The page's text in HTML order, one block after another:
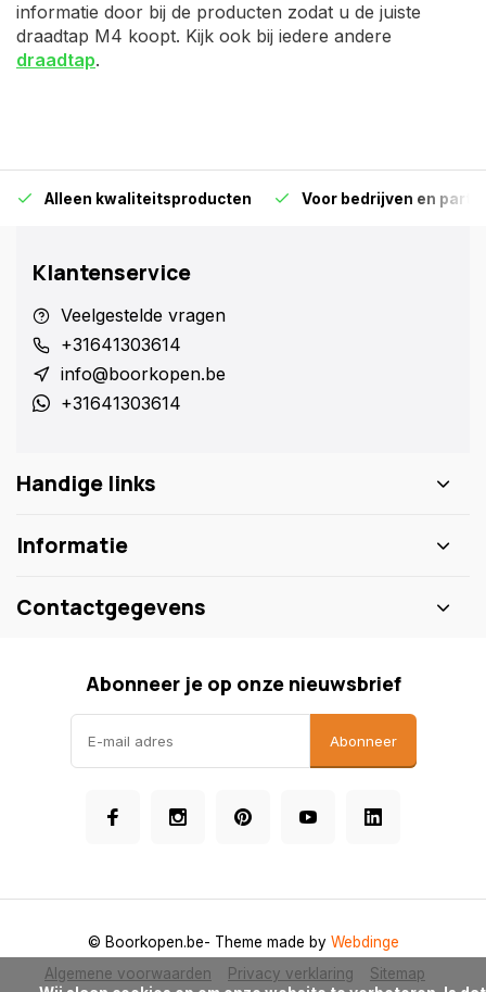
informatie door bij de producten zodat u de juiste
draadtap M4 koopt. Kijk ook bij iedere andere
draadtap.
Alleen kwaliteitsproducten Voor bedrijven en
Klantenservice
Veelgestelde vragen
+31641303614
info@boorkopen.be
+31641303614
Handige links
Informatie
Contactgegevens
Abonneer je op onze nieuwsbrief
Abonneer
Algemene voorwaarden Privacy verklaring Sitemap
© Boorkopen.be- Theme made by Webdinge